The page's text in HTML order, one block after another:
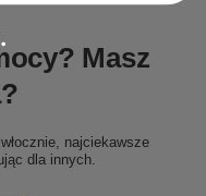
Masz
najciekawsze
dla innych.